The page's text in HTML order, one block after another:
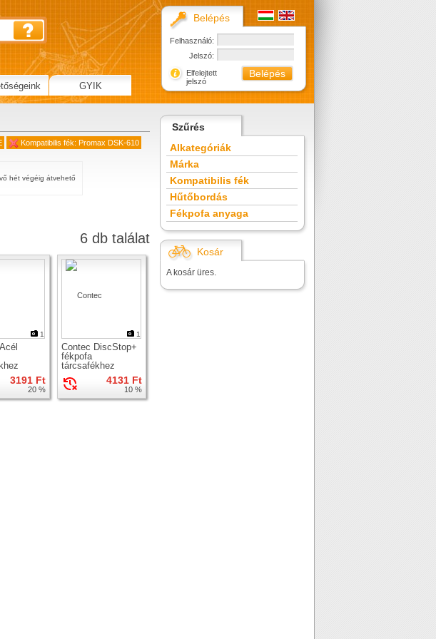
Kompatibilis fék: Promax DSK-610
hét végéig átvehető
6 db találat
1
3191 Ft
20 %
1
Contec DiscStop+
fékpofa
tárcsafékhez
4131 Ft
10 %
Szűrés
Alkategóriák
Márka
Kompatibilis fék
Hűtőbordás
Fékpofa anyaga
Kosár
A kosár üres.
Belépés
Felhasználó:
Jelszó:
Elfelejtett
jelszó
GYIK